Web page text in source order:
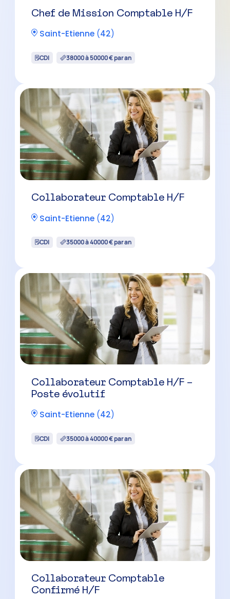
Chef de Mission Comptable H/F
Saint-Etienne (42)
CDI 38000 à 50000 € par an
Collaborateur Comptable H/F
Saint-Etienne (42)
CDI 35000 à 40000 € par an
Collaborateur Comptable H/F –
Poste évolutif
Saint-Etienne (42)
CDI 35000 à 40000 € par an
Collaborateur Comptable
Confirmé H/F